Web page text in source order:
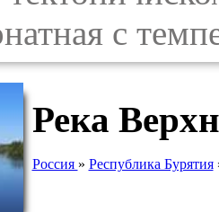
с
Река
Россия » Республика Бурятия